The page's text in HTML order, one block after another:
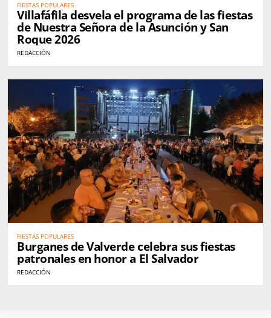
FIESTAS POPULARES
Villafáfila desvela el programa de las fiestas
de Nuestra Señora de la Asunción y San
Roque 2026
REDACCIÓN
FIESTAS POPULARES
Burganes de Valverde celebra sus fiestas
patronales en honor a El Salvador
REDACCIÓN